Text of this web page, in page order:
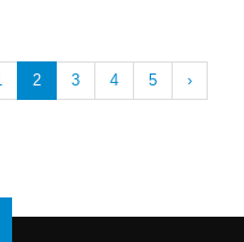
2 3 4 5 ›